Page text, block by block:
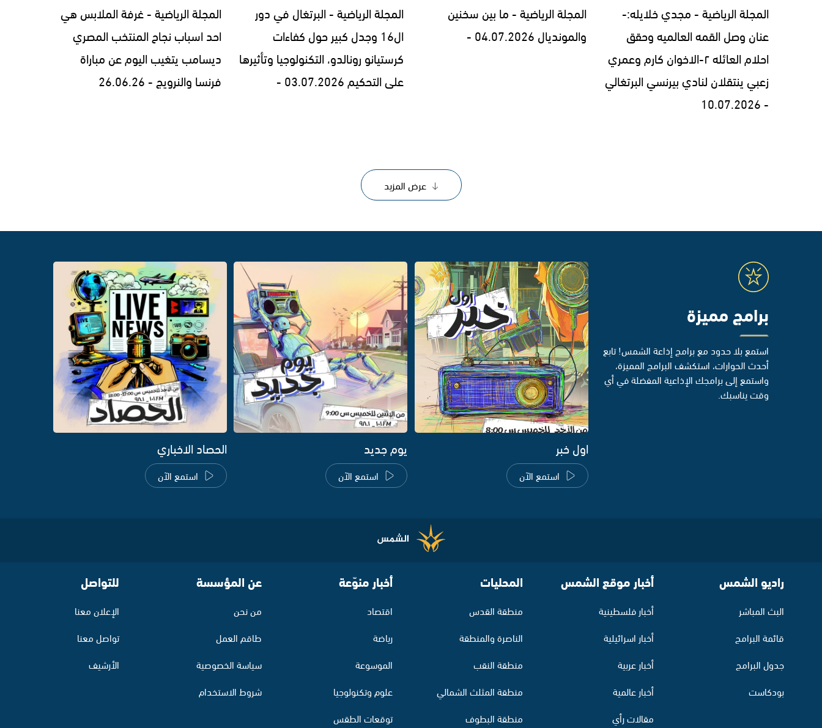
المجلة الرياضية - مجدي خلايله:-
عنان وصل القمه العالميه وحقق
احلام العائله ٢-الاخوان كارم وعمري
زعبي ينتقلان لنادي بيرنسي البرتغالي
- 10.07.2026
المجلة الرياضية - ما بين سخنين
والمونديال 04.07.2026 -
المجلة الرياضية - البرتغال في دور
ال16 وجدل كبير حول كفاءات
كرستيانو رونالدو، التكنولوجيا وتأثيرها
على التحكيم 03.07.2026 -
المجلة الرياضية - غرفة الملابس هي
احد اسباب نجاح المنتخب المصري
ديسامب يتغيب اليوم عن مباراة
فرنسا والنرويج - 26.06.26
عرض المزيد
برامج مميزة
استمع بلا حدود مع برامج إذاعة الشمس! تابع
أحدث الحوارات، استكشف البرامج المميزة،
واستمع إلى برامجك الإذاعية المفضلة في أي
وقت يناسبك.
اول خبر
استمع الآن
يوم جديد
استمع الآن
الحصاد الاخباري
استمع الآن
راديو الشمس
البث المباشر
قائمة البرامج
جدول البرامج
بودكاست
أخبار موقع الشمس
أخبار فلسطينية
أخبار اسرائيلية
أخبار عربية
أخبار عالمية
مقالات رأي
المحليات
منطقة القدس
الناصرة والمنطقة
منطقة النقب
منطقة المثلث الشمالي
منطقة البطوف
أخبار منوّعة
اقتصاد
رياضة
الموسوعة
علوم وتكنولوجيا
توقعات الطقس
عن المؤسسة
من نحن
طاقم العمل
سياسة الخصوصية
شروط الاستخدام
للتواصل
الإعلان معنا
تواصل معنا
الأرشيف